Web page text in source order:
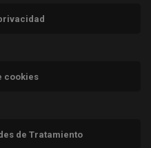
cookies
de Tratamiento